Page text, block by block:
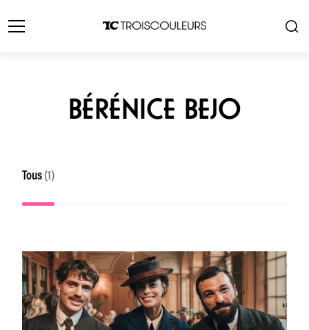
BÉRÉNICE BEJO
Tous (1)